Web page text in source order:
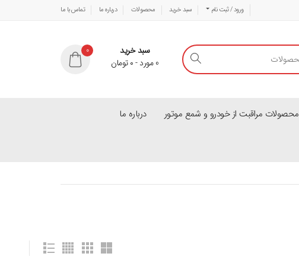
ورود / ثبت نام سبد خرید محصولات درباره ما تماس با ما
0
سبد خرید
0مورد-۰ تومان
محصولات مراقبت از خودرو و شمع موتور درباره ما